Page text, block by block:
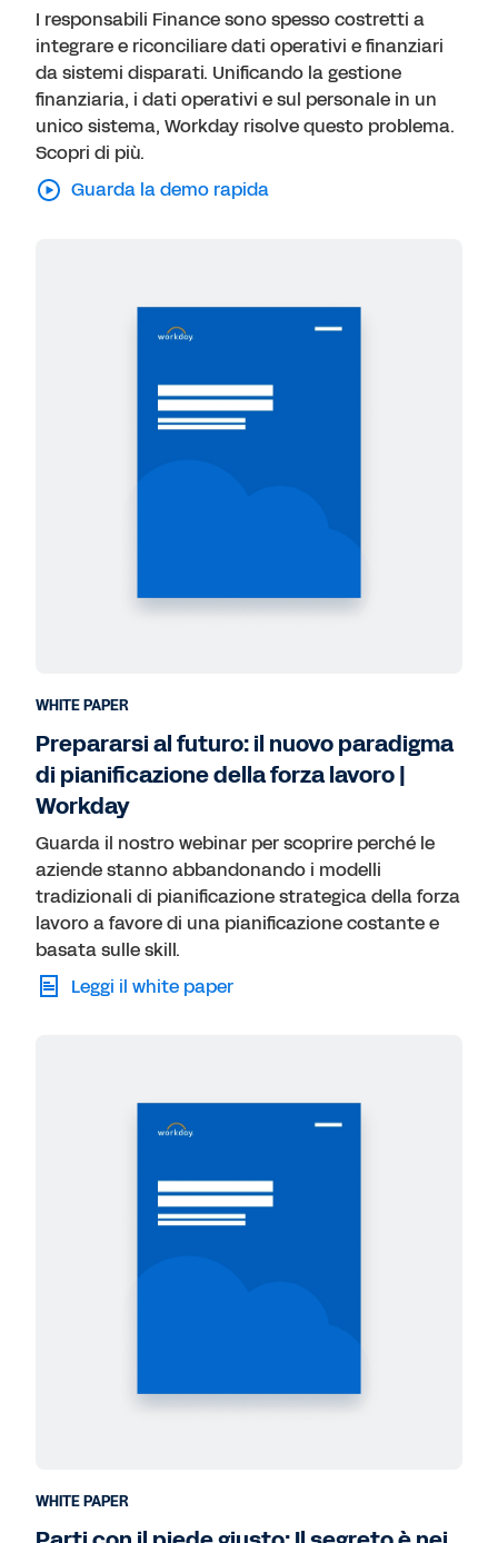
I responsabili Finance sono spesso costretti a
integrare e riconciliare dati operativi e finanziari
da sistemi disparati. Unificando la gestione
finanziaria, i dati operativi e sul personale in un
unico sistema, Workday risolve questo problema.
Scopri di più.
Guarda la demo rapida
WHITE PAPER
Prepararsi al futuro: il nuovo paradigma
di pianificazione della forza lavoro |
Workday
Guarda il nostro webinar per scoprire perché le
aziende stanno abbandonando i modelli
tradizionali di pianificazione strategica della forza
lavoro a favore di una pianificazione costante e
basata sulle skill.
Leggi il white paper
WHITE PAPER